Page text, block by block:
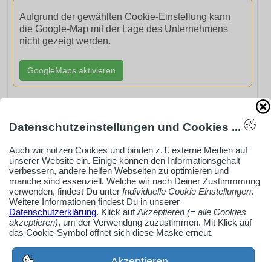
Aufgrund der gewählten Cookie-Einstellung kann
die Google-Map mit der Lage des Unternehmens
nicht gezeigt werden.
GoogleMaps aktivieren
AdSense smARTe inArticle-Anzeige aktivieren
Ob Solo-Selbsständiger, Handwerksbetrieb oder
Industrieunternehmen
Erstelle jetzt ein gratis Firmenprofil für dein Unternehmen:
jetzt registrieren
Datenschutzeinstellungen und Cookies ...
Auch wir nutzen Cookies und binden z.T. externe Medien auf
unserer Website ein. Einige können den Informationsgehalt
verbessern, andere helfen Webseiten zu optimieren und
manche sind essenziell. Welche wir nach Deiner Zustimmmung
verwenden, findest Du unter Individuelle Cookie Einstellungen.
Weitere Informationen findest Du in unserer
Datenschutzerklärung. Klick aufAkzeptieren (= alle Cookies
akzeptieren), um der Verwendung zuzustimmen. Mit Klick auf
das Cookie-Symbol öffnet sich diese Maske erneut.